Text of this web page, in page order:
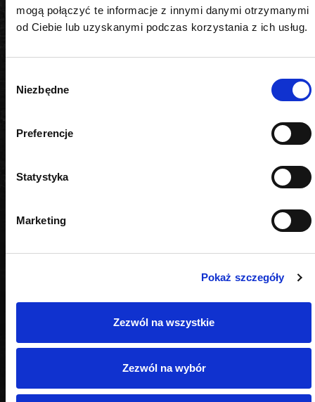
mogą połączyć te informacje z innymi danymi otrzymanymi
od Ciebie lub uzyskanymi podczas korzystania z ich usług.
zgody
Niezbędne
Preferencje
Statystyka
Marketing
Pokaż szczegóły
Zezwól na wszystkie
Zezwól na wybór